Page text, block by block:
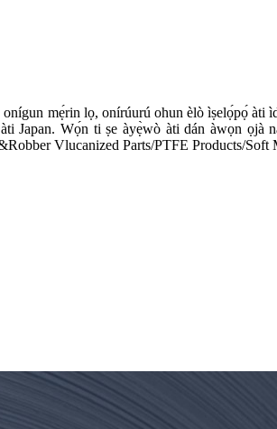
mẹ́rin lọ, onírúurú ohun èlò ìṣelọ́pọ́
Japan. Wọ́n ti ṣe àyẹ̀wò àti dán àwọn
Vlucanized Parts/PTFE Products/Soft